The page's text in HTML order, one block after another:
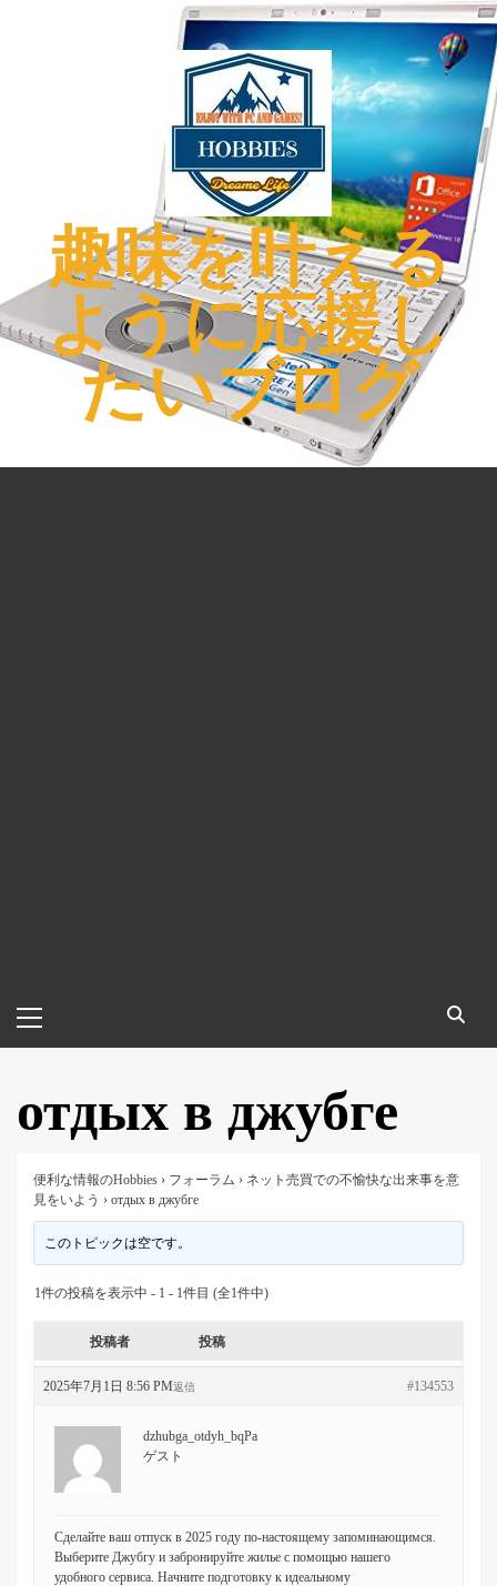
趣味を叶える
ように応援し
たいブログ
イ
ン
ニ
отдых в джубге
便利な情報のHobbies › フォーラム › ネット売買での不愉快な出来事を意
見をいよう › отдых в джубге
このトピックは空です。
1件の投稿を表示中 - 1 - 1件目 (全1件中)
投稿者 投稿
2025年7月1日 8:56 PM #134553
返信
dzhubga_otdyh_bqPa
ゲスト
Сделайте ваш отпуск в 2025 году по-настоящему запоминающимся.
Выберите Джубгу и забронируйте жилье с помощью нашего
удобного сервиса. Начните подготовку к идеальному